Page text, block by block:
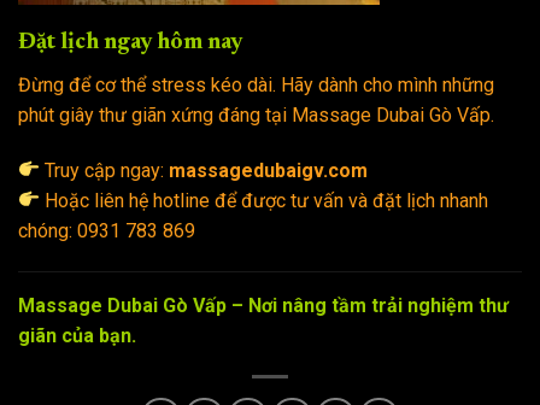
Đặt lịch ngay hôm nay
Đừng để cơ thể stress kéo dài. Hãy dành cho mình những
phút giây thư giãn xứng đáng tại Massage Dubai Gò Vấp.
Truy cập ngay: massagedubaigv.com
Hoặc liên hệ hotline để được tư vấn và đặt lịch nhanh
chóng: 0931 783 869
Massage Dubai Gò Vấp – Nơi nâng tầm trải nghiệm thư
giãn của bạn.